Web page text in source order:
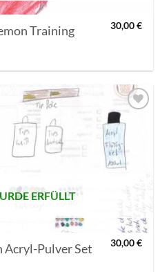
Training
30,00€
AUF MEINE
MERKLISTE
SETZEN
ERFÜLLT
Acryl-Pulver Set
30,00€